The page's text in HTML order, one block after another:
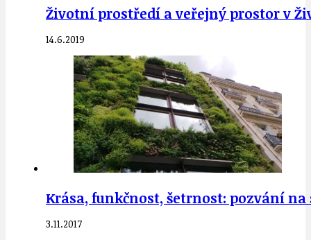
Životní prostředí a veřejný prostor v
14.6.2019
Krása, funkčnost, šetrnost: pozvání
3.11.2017